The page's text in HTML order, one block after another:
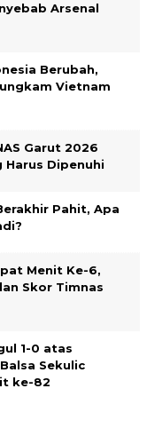
Arsenal
Berubah,
Vietnam
Garut 2026
Harus Dipenuhi
Pahit, Apa
Menit Ke-6,
Skor Timnas
1-0 atas
Sekulic
ke-82